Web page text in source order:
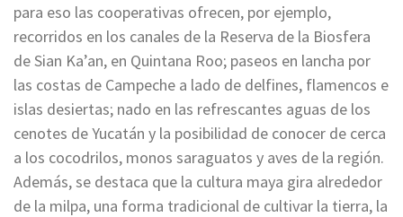
para eso las cooperativas ofrecen, por ejemplo,
recorridos en los canales de la Reserva de la Biosfera
de Sian Ka’an, en Quintana Roo; paseos en lancha por
las costas de Campeche a lado de delfines, flamencos e
islas desiertas; nado en las refrescantes aguas de los
cenotes de Yucatán y la posibilidad de conocer de cerca
a los cocodrilos, monos saraguatos y aves de la región.
Además, se destaca que la cultura maya gira alrededor
de la milpa, una forma tradicional de cultivar la tierra, la